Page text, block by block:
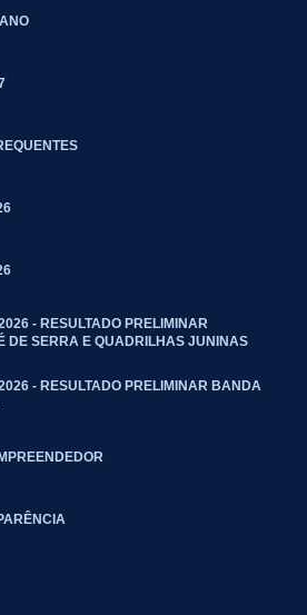
- RESULTADO PRELIMINAR
DE SERRA E QUADRILHAS JUNINAS
- RESULTADO PRELIMINAR BANDA